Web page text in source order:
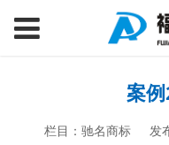
案例
栏目：驰名商标 发